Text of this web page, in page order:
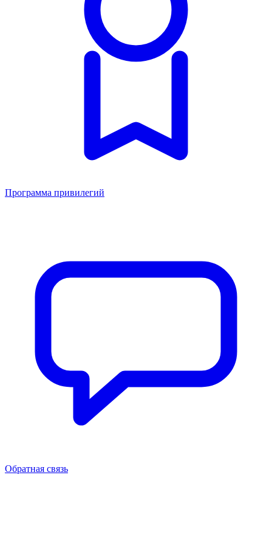
Программа привилегий
Обратная связь